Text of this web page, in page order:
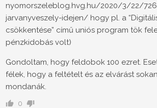
nyomorszeleblog.hvg.hu/2020/3/22/
jarvanyveszely-idejen/ hogy pl. a
csökkentése” című uniós program tök
pénzkidobás volt)
Gondoltam, hogy feldobok 100 ezret.
félek, hogy a feltételt és az elvárást
mondanák.
0